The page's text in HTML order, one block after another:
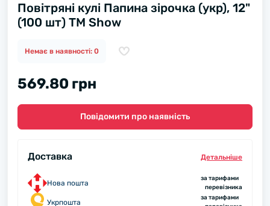
Повітряні кулі Папина зірочка (укр), 12"
(100 шт) ТМ Show
Немає в наявності: 0
569.80 грн
Повідомити про наявність
Доставка Детальнiше
Нова пошта
за тарифами
перевізника
Укрпошта
за тарифами